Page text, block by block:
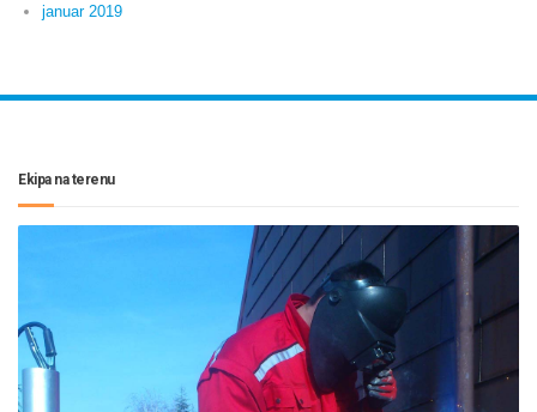
januar 2019
Ekipa na terenu